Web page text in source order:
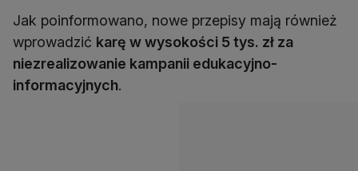
Jak poinformowano, nowe przepisy mają również
wprowadzić karę w wysokości 5 tys. zł za
niezrealizowanie kampanii edukacyjno-
informacyjnych.